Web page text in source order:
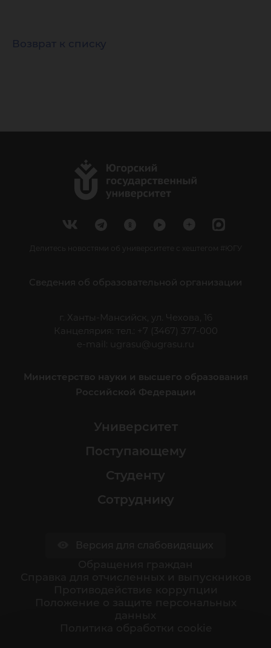
Возврат к списку
Делитесь новостями об университете с хештегом #ЮГУ
Сведения об образовательной организации
г. Ханты-Мансийск, ул. Чехова, 16
Канцелярия: тел.: +7 (3467) 377-000
e-mail:
ugrasu@ugrasu.ru
Министерство науки и высшего образования
Российской Федерации
Университет
Поступающему
Студенту
Сотруднику